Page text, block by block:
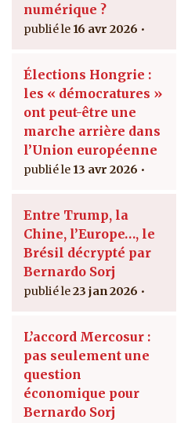
numérique ?
16 avr 2026
Élections Hongrie :
les « démocratures »
ont peut-être une
marche arrière dans
l’Union européenne
13 avr 2026
Entre Trump, la
Chine, l’Europe…, le
Brésil décrypté par
Bernardo Sorj
23 jan 2026
L’accord Mercosur :
pas seulement une
question
économique pour
Bernardo Sorj